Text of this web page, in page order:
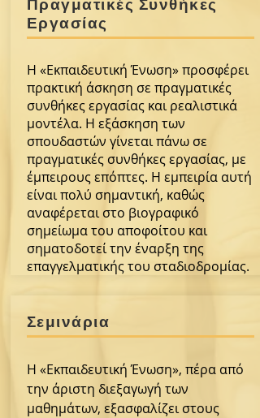
Εργασίας
Η «Εκπαιδευτική Ένωση» προσφέρει
πρακτική άσκηση σε πραγματικές
συνθήκες εργασίας και ρεαλιστικά
μοντέλα. Η εξάσκηση των
σπουδαστών γίνεται πάνω σε
πραγματικές συνθήκες εργασίας, με
έμπειρους επόπτες. Η εμπειρία αυτή
είναι πολύ σημαντική, καθώς
αναφέρεται στο βιογραφικό
σημείωμα του αποφοίτου και
σηματοδοτεί την έναρξη της
επαγγελματικής του σταδιοδρομίας.
Σεμινάρια
Η «Εκπαιδευτική Ένωση», πέρα από
την άριστη διεξαγωγή των
μαθημάτων, εξασφαλίζει στους